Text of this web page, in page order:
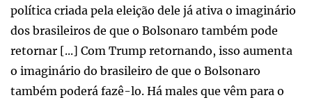
política criada pela eleição dele já ativa o imaginário
dos brasileiros de que o Bolsonaro também pode
retornar [...] Com Trump retornando, isso aumenta
o imaginário do brasileiro de que o Bolsonaro
também poderá fazê-lo. Há males que vêm para o